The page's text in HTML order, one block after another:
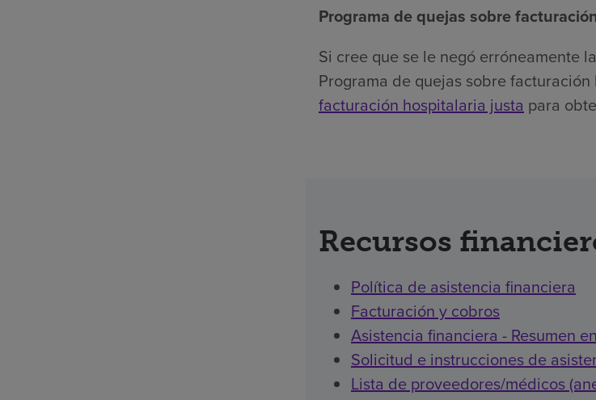
Programa de quejas sobre
Si cree que se le negó erróneamente
Programa de quejas sobre
facturación hospitalaria justa para
Recursos
Política de asistencia financiera
Facturación y cobros
Asistencia financiera - Resumen
Solicitud e instrucciones de
Lista de proveedores/médicos